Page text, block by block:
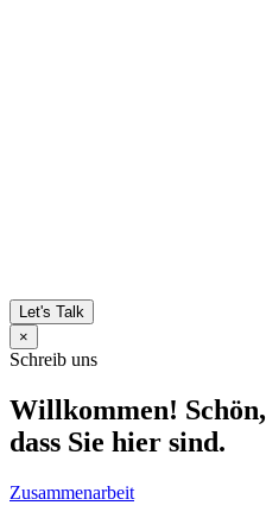
Let's Talk
×
Schreib uns
Willkommen! Schön,
dass Sie hier sind.
Zusammenarbeit